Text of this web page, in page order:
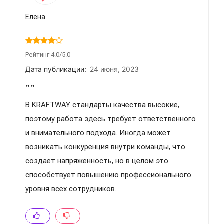
Елена
Рейтинг 4.0/5.0
Дата публикации: 24 июня, 2023
""
В KRAFTWAY стандарты качества высокие,
поэтому работа здесь требует ответственного
и внимательного подхода. Иногда может
возникать конкуренция внутри команды, что
создает напряженность, но в целом это
способствует повышению профессионального
уровня всех сотрудников.